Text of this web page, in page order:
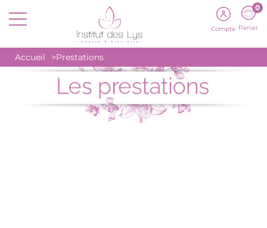
Compte
0
Panier
Accueil Prestations
DELIRIUM FLORAL